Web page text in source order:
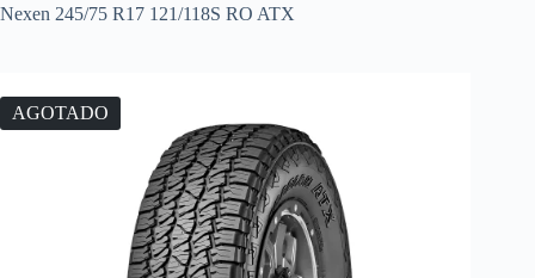
Nexen 245/75 R17 121/118S RO ATX
AGOTADO